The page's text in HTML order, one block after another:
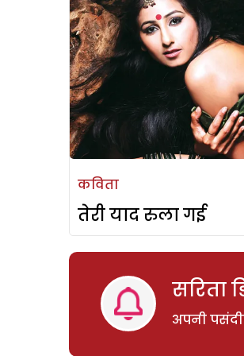
कविता
तेरी याद रुला गई
सरिता
अपनी